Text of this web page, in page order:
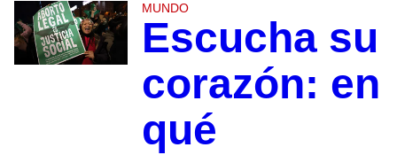
MUNDO
Escucha su
corazón: en
qué